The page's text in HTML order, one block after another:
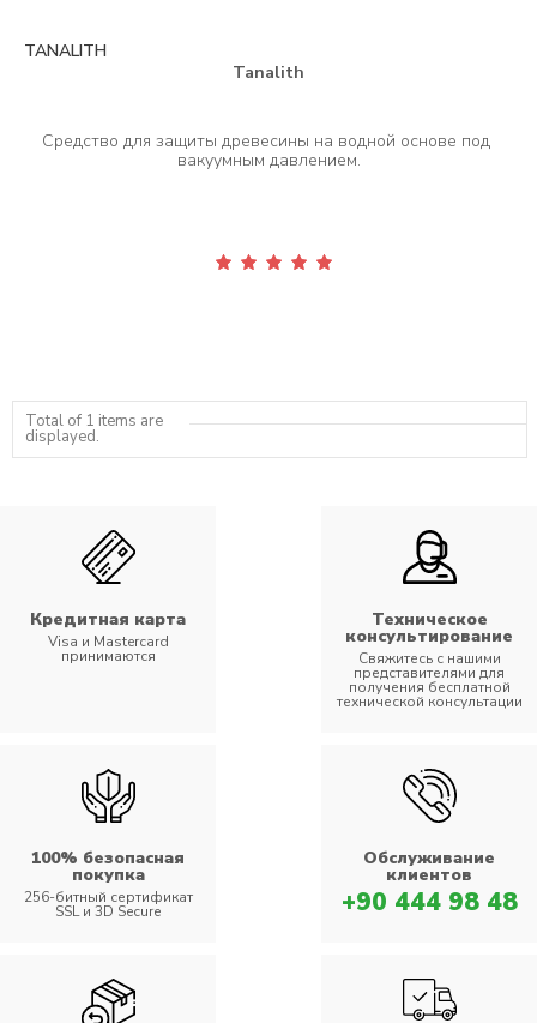
TANALITH
Tanalith
Средство для защиты древесины на водной основе под
Total of 1 items are
displayed.
Кредитная карта
Visa и Mastercard
принимаются
Техническое
консультирование
Свяжитесь с нашими
представителями для
получения бесплатной
технической консультации
100% безопасная
покупка
256-битный сертификат
SSL и 3D Secure
Обслуживание
клиентов
+90 444 98 48